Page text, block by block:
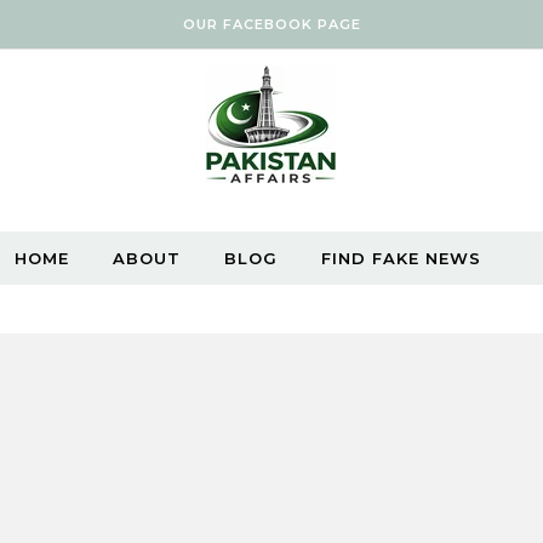
OUR FACEBOOK PAGE
HOME ABOUT BLOG FIND FAKE NEWS